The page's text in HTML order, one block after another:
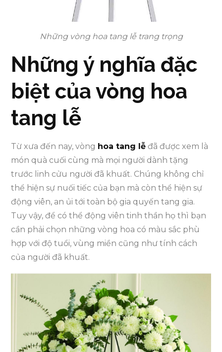
Những vòng hoa tang lễ trang trọng
Những ý nghĩa đặc
biệt của vòng hoa
tang lễ
Từ xưa đến nay, vòng hoa tang lễ đã được xem là
món quà cuối cùng mà mọi người dành tặng
trước linh cửu người đã khuất. Chúng không chỉ
thể hiện sự nuối tiếc của bạn mà còn thể hiện sự
động viên, an ủi tới toàn bộ gia quyến tang gia.
Tuy vậy, để có thể động viên tinh thần họ thì bạn
cần phải chọn những vòng hoa có màu sắc phù
hợp với độ tuổi, vùng miền cũng như tính cách
của người đã khuất.